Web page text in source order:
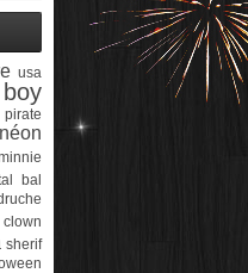
usa
pirate
néon
bal
clown
sherif